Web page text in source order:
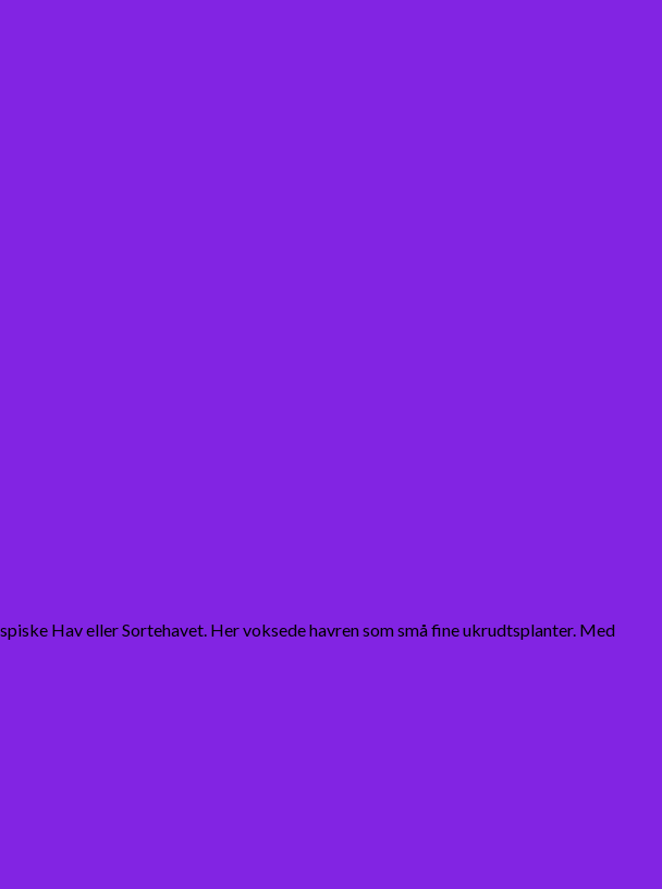
Hav eller Sortehavet. Her voksede havren som små fine ukrudtsplanter. Med